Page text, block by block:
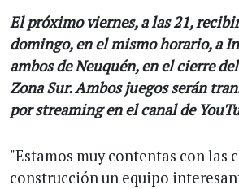
El próximo viernes, a las 21,
domingo, en el mismo horario, a
ambos de Neuquén, en el cierre
Zona Sur. Ambos juegos serán
por streaming en el canal de
"Estamos muy contentas con las
construcción un equipo